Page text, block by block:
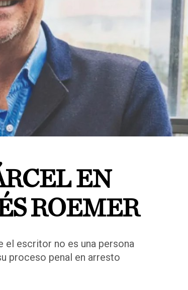
EN
ROEMER
el escritor no es una persona
proceso penal en arresto